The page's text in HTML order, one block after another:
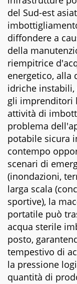
del Sud-est
diffondere a
della
riempitrice
energetico, alla
idriche
gli imprenditori
attività di
problema
potabile sicura
contempo
scenari di
(inondazioni,
larga scala
sportive), la
portatile può
acqua sterile
posto,
tempestivo di
la pressione
quantità di